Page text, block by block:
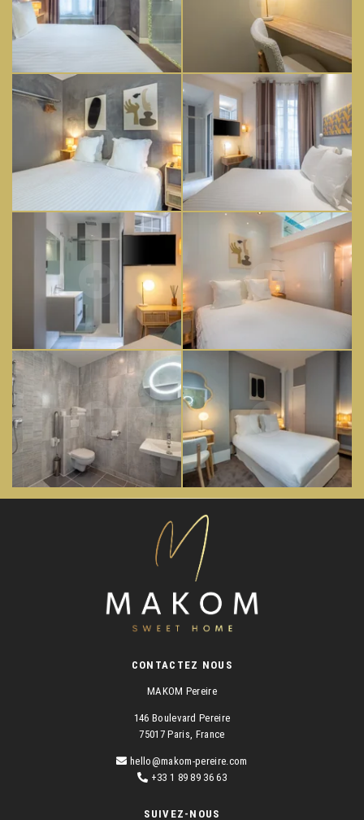
CONTACTEZ NOUS
MAKOM Pereire
146 Boulevard Pereire
75017 Paris, France
hello@makom-pereire.com
+33 1 89 89 36 63
SUIVEZ-NOUS